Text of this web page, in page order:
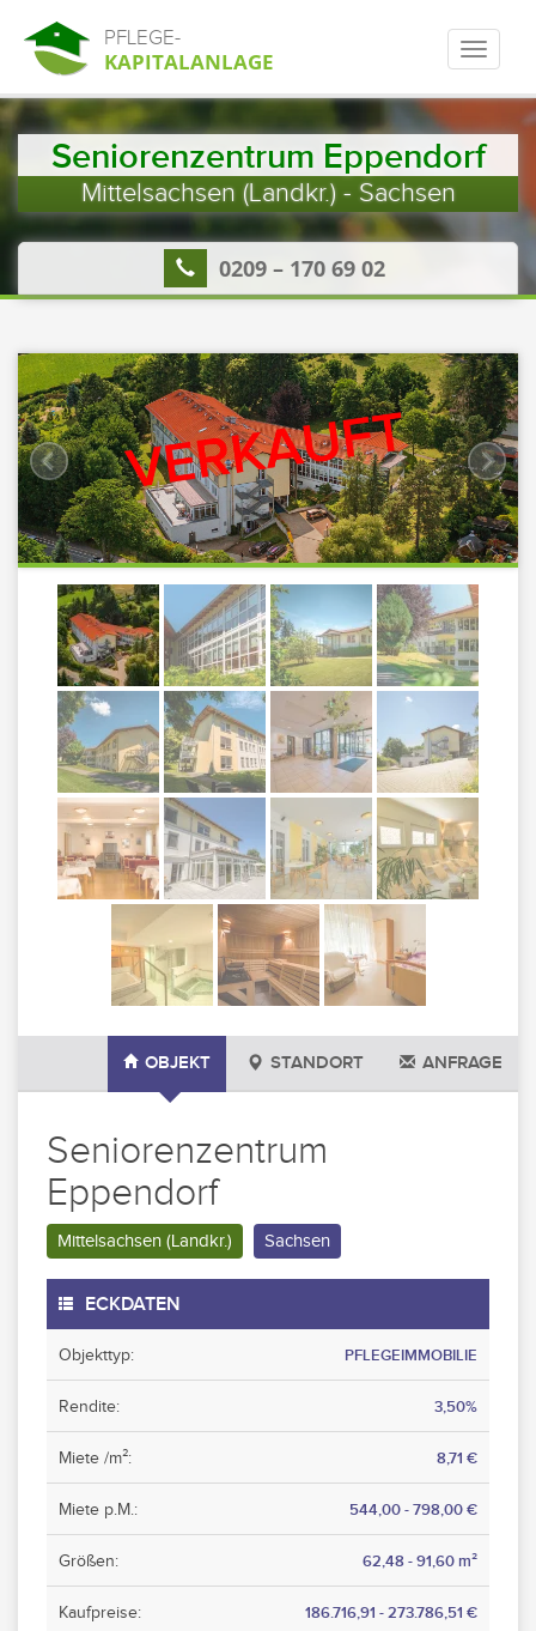
PFLEGE-
KAPITALANLAGE
Seniorenzentrum Eppendorf
Mittelsachsen (Landkr.) - Sachsen
0209 – 170 69 02
OBJEKT STANDORT ANFRAGE
Seniorenzentrum
Eppendorf
Mittelsachsen (Landkr.) Sachsen
ECKDATEN
Objekttyp: PFLEGEIMMOBILIE
Rendite: 3,50%
Miete /m²: 8,71 €
Miete p.M.: 544,00 - 798,00 €
Größen: 62,48 - 91,60 m²
Kaufpreise: 186.716,91 - 273.786,51 €